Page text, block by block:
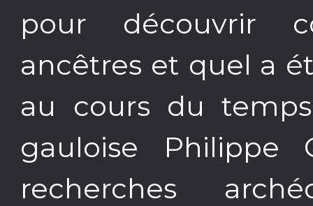
pour découvrir
ancêtres et quel a
au cours du
gauloise Philippe
recherches